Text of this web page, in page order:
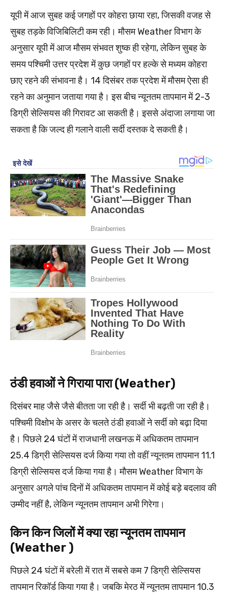
यूपी में आज सुबह कई जगहों पर कोहरा छाया रहा, जिसकी वजह से
सुबह तड़के विजिबिलिटी कम रही। मौसम Weather विभाग के
अनुसार यूपी में आज मौसम संभवत शुष्क ही रहेगा, लेकिन सुबह के
समय पश्चिमी उत्तर प्रदेश में कुछ जगहों पर हल्के से मध्यम कोहरा
छाए रहने की संभावना है। 14 दिसंबर तक प्रदेश में मौसम ऐसा ही
रहने का अनुमान जताया गया है। इस बीच न्यूनतम तापमान में 2-3
डिग्री सेल्सियस की गिरावट आ सकती है। इससे अंदाजा लगाया जा
सकता है कि जल्द ही गलाने वाली सर्दी दस्तक दे सकती है।
ठंडी हवाओं ने गिराया पारा (Weather)
दिसंबर माह जैसे जैसे बीतता जा रही है। सर्दी भी बढ़ती जा रही है।
पश्चिमी विक्षोभ के असर के चलते ठंडी हवाओं ने सर्दी को बढ़ा दिया
है। पिछले 24 घंटों में राजधानी लखनऊ में अधिकतम तापमान
25.4 डिग्री सेल्सियस दर्ज किया गया तो वहीं न्यूनतम तापमान 11.1
डिग्री सेल्सियस दर्ज किया गया है। मौसम Weather विभाग के
अनुसार अगले पांच दिनों में अधिकतम तापमान में कोई बड़े बदलाव की
उम्मीद नहीं है, लेकिन न्यूनतम तापमान अभी गिरेगा।
किन किन जिलों में क्या रहा न्यूनतम तापमान
(Weather )
पिछले 24 घंटों में बरेली में रात में सबसे कम 7 डिग्री सेल्सियस
तापमान रिकॉर्ड किया गया है। जबकि मेरठ में न्यूनतम तापमान 10.3